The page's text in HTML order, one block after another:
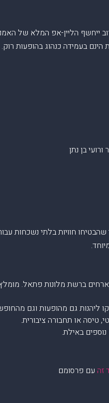
הליין-אפ המלא של
בעמידה כנהוג בהופעות רוק.
בן נתן
חוויות בלתי נשכחות
פתאל המתארחים ברשת מלונות
ליהנות גם מהופעות וגם
טיסה או תחבורה ציבורית.
באילת.
זה עם פרסומם